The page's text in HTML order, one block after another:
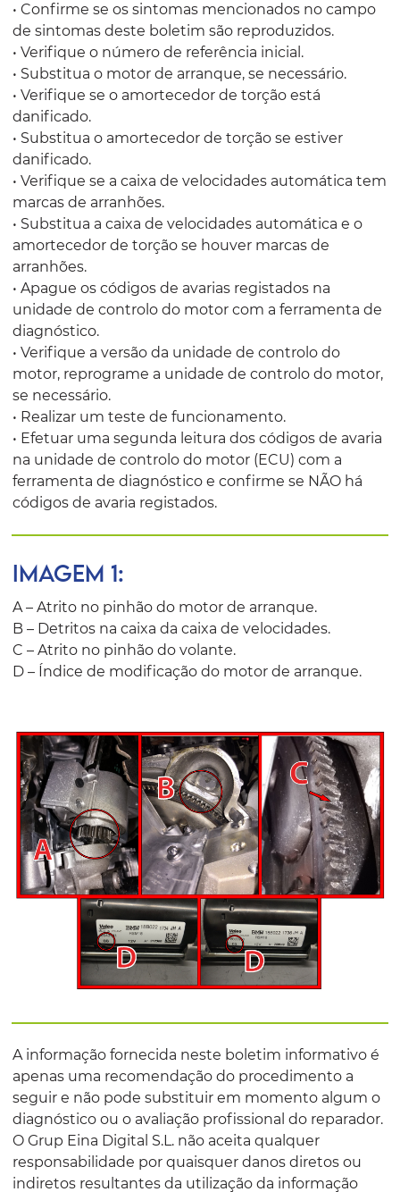
• Confirme se os sintomas mencionados no campo
de sintomas deste boletim são reproduzidos.
• Verifique o número de referência inicial.
• Substitua o motor de arranque, se necessário.
• Verifique se o amortecedor de torção está
danificado.
• Substitua o amortecedor de torção se estiver
danificado.
• Verifique se a caixa de velocidades automática tem
marcas de arranhões.
• Substitua a caixa de velocidades automática e o
amortecedor de torção se houver marcas de
arranhões.
• Apague os códigos de avarias registados na
unidade de controlo do motor com a ferramenta de
diagnóstico.
• Verifique a versão da unidade de controlo do
motor, reprograme a unidade de controlo do motor,
se necessário.
• Realizar um teste de funcionamento.
• Efetuar uma segunda leitura dos códigos de avaria
na unidade de controlo do motor (ECU) com a
ferramenta de diagnóstico e confirme se NÃO há
códigos de avaria registados.
IMAGEM 1:
A – Atrito no pinhão do motor de arranque.
B – Detritos na caixa da caixa de velocidades.
C – Atrito no pinhão do volante.
D – Índice de modificação do motor de arranque.
A informação fornecida neste boletim informativo é
apenas uma recomendação do procedimento a
seguir e não pode substituir em momento algum o
diagnóstico ou o avaliação profissional do reparador.
O Grup Eina Digital S.L. não aceita qualquer
responsabilidade por quaisquer danos diretos ou
indiretos resultantes da utilização da informação